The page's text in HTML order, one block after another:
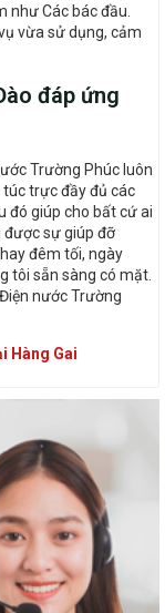
như Các bác đầu.
vừa sử dụng, cảm
đáp ứng
Trường Phúc luôn
trực đầy đủ các
đó giúp cho bất cứ ai
được sự giúp đỡ
đêm tối, ngày
tôi sẵn sàng có mặt.
nước Trường
Hàng Gai